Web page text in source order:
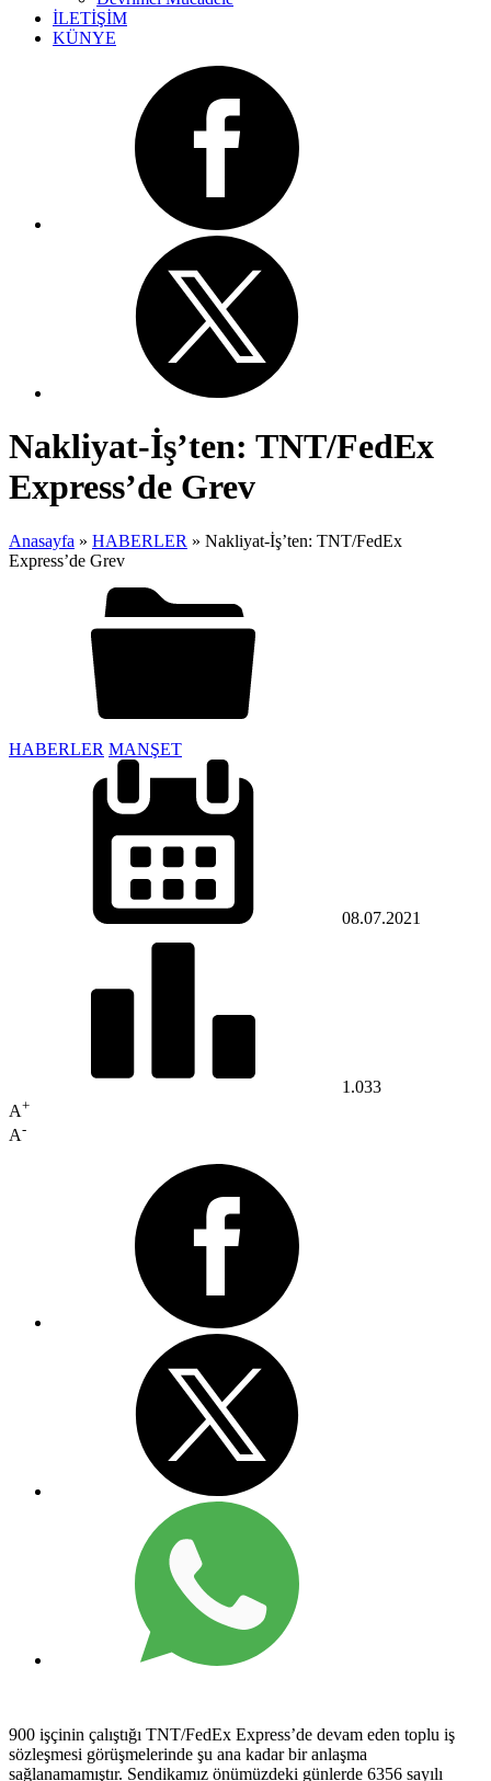
İLETİŞİM
KÜNYE
Nakliyat-İş’ten: TNT/FedEx
Express’de Grev
Anasayfa » HABERLER » Nakliyat-İş’ten: TNT/FedEx
Express’de Grev
HABERLER MANŞET
08.07.2021
1.033
A+
A-
900 işçinin çalıştığı TNT/FedEx Express’de devam eden toplu iş
sözleşmesi görüşmelerinde şu ana kadar bir anlaşma
sağlanamamıştır. Sendikamız önümüzdeki günlerde 6356 sayılı